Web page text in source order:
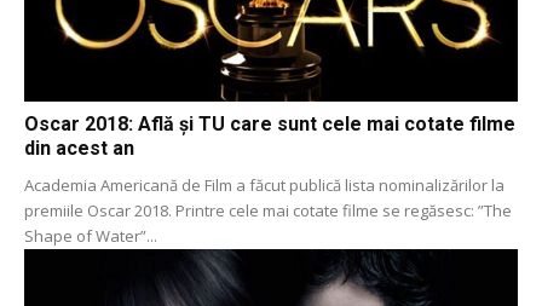
Oscar 2018: Află și TU care sunt cele mai cotate filme
din acest an
Academia Americană de Film a făcut publică lista nominalizărilor la
premiile Oscar 2018. Printre cele mai cotate filme se regăsesc: ”The
Shape of Water”...